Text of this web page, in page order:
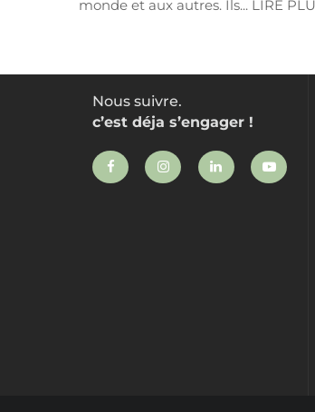
monde et aux autres. Ils... LIRE
Nous suivre.
c’est déja s’engager !